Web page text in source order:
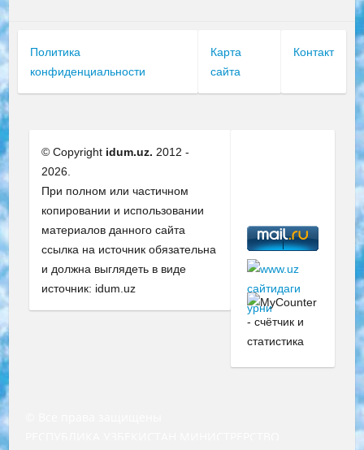
Политика
конфиденциальности
Карта
сайта
Контакт
© Copyright idum.uz. 2012 -
2026.
При полном или частичном
копировании и использовании
материалов данного сайта
ссылка на источник обязательна
и должна выглядеть в виде
источник: idum.uz